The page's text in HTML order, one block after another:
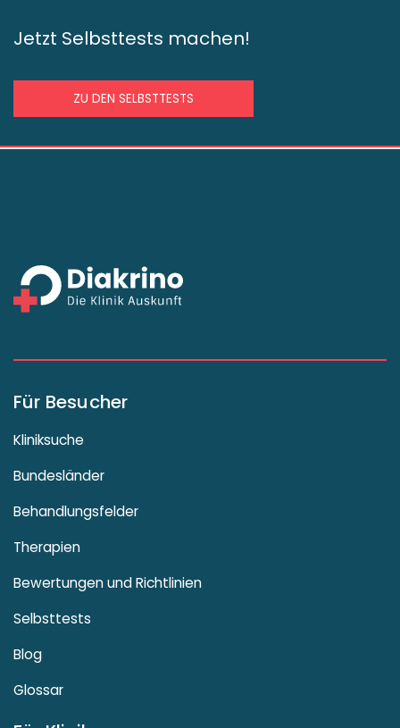
Jetzt Selbsttests machen!
ZU DEN SELBSTTESTS
Für Besucher
Kliniksuche
Bundesländer
Behandlungsfelder
Therapien
Bewertungen und Richtlinien
Selbsttests
Blog
Glossar